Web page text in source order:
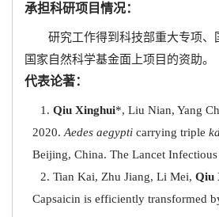
承担科研项目情况：
研究工作得到科技部重大专项、
国家自然科学基金面上项目的资助。
代表论著：
Qiu Xinghui*, Liu Nian, Yang
2020. Aedes aegypti carrying triple
Beijing, China. The Lancet
Tian Kai, Zhu Jiang, Li Mei, Qiu
Capsaicin is efficiently transformed